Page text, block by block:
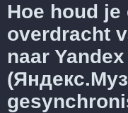
Hoe houd je
overdracht
naar